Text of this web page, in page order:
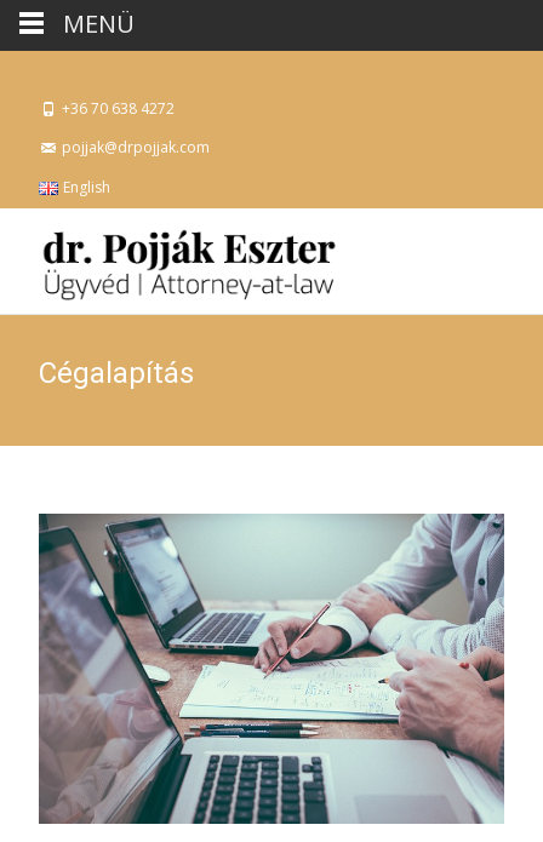
+36 70 638 4272
pojjak@drpojjak.com
English
Cégalapítás
MENÜ